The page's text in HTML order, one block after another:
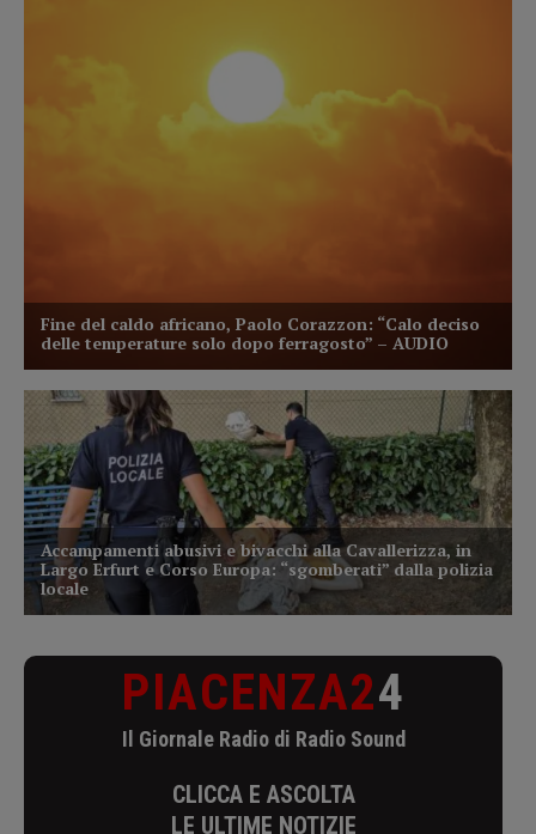
PIACENZA24
Il Giornale Radio di Radio Sound
CLICCA E ASCOLTA
LE ULTIME NOTIZIE